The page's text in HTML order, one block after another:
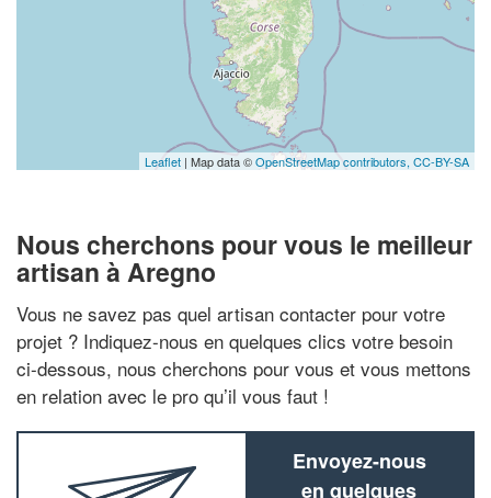
Leaflet | Map data ©OpenStreetMap contributors, CC-BY-SA
Nous cherchons pour vous le meilleur
artisan à Aregno
Vous ne savez pas quel artisan contacter pour votre
projet ? Indiquez-nous en quelques clics votre besoin
ci-dessous, nous cherchons pour vous et vous mettons
en relation avec le pro qu’il vous faut !
Envoyez-nous
en quelques